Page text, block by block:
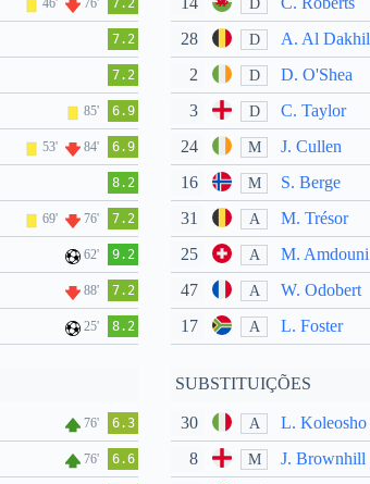
46' 76' 7.2
7.2
7.2
85' 6.9
53' 84' 6.9
8.2
69' 76' 7.2
62' 9.2
88' 7.2
25' 8.2
76' 6.3
76' 6.6
D
28 D A. Al Dakhil
2 D D. O'Shea
3 D C. Taylor
24 M J. Cullen
16 M S. Berge
31 A M. Trésor
25 A M. Amdouni
47 A W. Odobert
17 A L. Foster
SUBSTITUIÇÕES
30 A L. Koleosho
8 M J. Brownhill